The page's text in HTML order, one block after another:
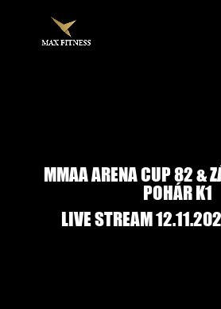
MMAA ARENA CUP 82 &
POHÁR K1
LIVE STREAM